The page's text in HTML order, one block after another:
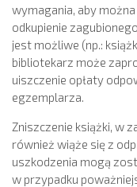
wymagania, aby można
odkupienie
jest możliwe (np.:
bibliotekarz może
uiszczenie opłaty
egzemplarza.
Zniszczenie książki, w
również wiąże się z
uszkodzenia mogą
w przypadku